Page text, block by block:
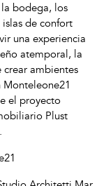
la bodega, los
de confort
una experiencia
atemporal, la
ambientes
el proyecto
Plust